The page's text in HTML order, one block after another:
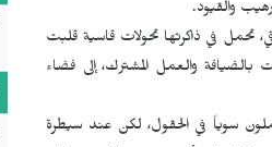
والقيود.
تحمل في ذاكرتها تحولات قاسية قلبت
والعمل المشترك، إلى فضاء
سوياً في الحقول، لكن عند سيطرة